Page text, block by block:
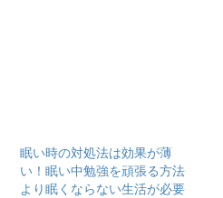
眠い時の対処法は効果が薄
い！眠い中勉強を頑張る方法
より眠くならない生活が必要